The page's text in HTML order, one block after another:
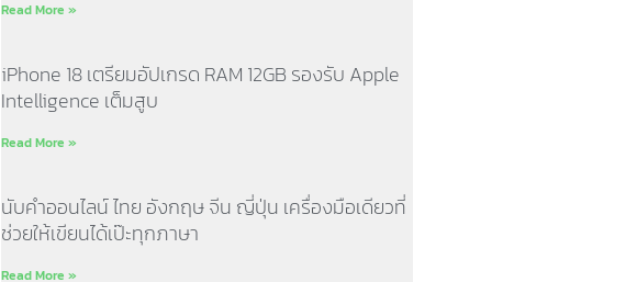
Read More »
iPhone 18 เตรียมอัปเกรด RAM 12GB รองรับ Apple
Intelligence เต็มสูบ
Read More »
นับคำออนไลน์ ไทย อังกฤษ จีน ญี่ปุ่น เครื่องมือเดียวที่
ช่วยให้เขียนได้เป๊ะทุกภาษา
Read More »